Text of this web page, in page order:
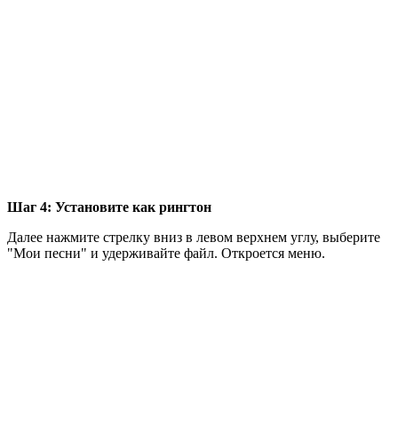
Шаг 4: Установите как рингтон
Далее нажмите стрелку вниз в левом верхнем углу, выберите
"Мои песни" и удерживайте файл. Откроется меню.